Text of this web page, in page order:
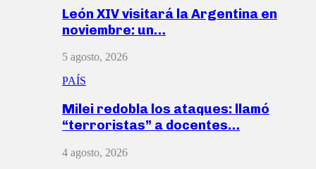
León XIV visitará la Argentina en
noviembre: un…
5 agosto, 2026
PAÍS
Milei redobla los ataques: llamó
“terroristas” a docentes…
4 agosto, 2026